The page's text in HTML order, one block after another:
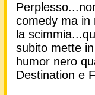
comedy ma in
la
subito mette
humor nero
Destination e